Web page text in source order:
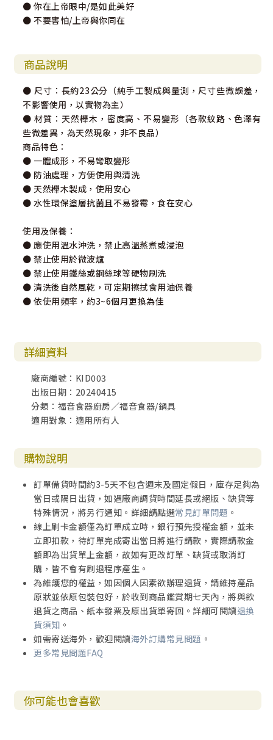
● 你在上帝眼中/是如此美好
● 不要害怕/上帝與你同在
商品說明
● 尺寸：長約23公分（純手工製成與量測，尺寸些微誤差，
不影響使用，以實物為主）
● 材質：天然櫸木，密度高、不易變形（各款紋路、色澤有
些微差異，為天然現象，非不良品）
商品特色：
● 一體成形，不易彎取變形
● 防油處理，方便使用與清洗
● 天然櫸木製成，使用安心
● 水性環保塗層抗菌且不易發霉，食在安心
使用及保養：
● 應使用溫水沖洗，禁止高溫蒸煮或浸泡
● 禁止使用於微波爐
● 禁止使用鐵絲或鋼絲球等硬物刷洗
● 清洗後自然風乾，可定期擦拭食用油保養
● 依使用頻率，約3~6個月更換為佳
詳細資料
廠商編號：KID003
出版日期：20240415
分類：福音食器廚房／福音食器/鍋具
適用對象：適用所有人
購物說明
訂單備貨時間約3-5天不包含週末及國定假日，庫存足夠為
當日或隔日出貨，如遇廠商調貨時間延長或絕版、缺貨等
特殊情況，將另行通知。詳細請點選常見訂單問題 。
線上刷卡金額僅為訂單成立時，銀行預先授權金額，並未
立即扣款，待訂單完成寄出當日將進行請款，實際請款金
額即為出貨單上金額，故如有更改訂單、缺貨或取消訂
購，皆不會有刷退程序產生。
為維護您的權益，如因個人因素欲辦理退貨，請維持產品
原狀並依原包裝包好，於收到商品鑑賞期七天內，將與欲
退貨之商品、紙本發票及原出貨單寄回。詳細可閱讀退換
貨須知 。
如需寄送海外，歡迎閱讀海外訂購常見問題 。
更多常見問題FAQ
你可能也會喜歡